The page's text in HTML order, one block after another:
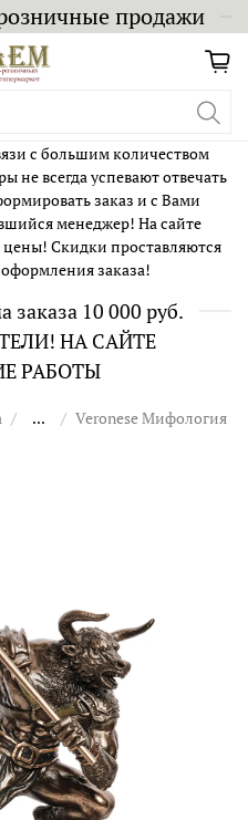
продажи
с большим количеством
не всегда успевают отвечать
заказ и с Вами
менеджер! На сайте
Скидки проставляются
заказа!
10 000 руб.
НА САЙТЕ
РАБОТЫ
... Veronese Мифология